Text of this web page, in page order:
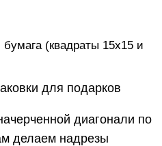
(квадраты 15х15 и
для подарков
диагонали по
делаем надрезы